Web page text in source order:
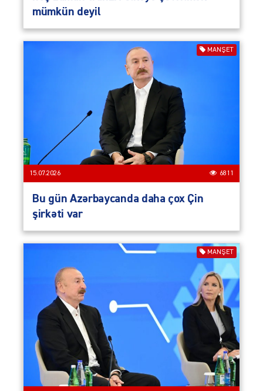
mümkün deyil
MANŞET
15.07.2026 6811
Bu gün Azərbaycanda daha çox Çin
şirkəti var
MANŞET